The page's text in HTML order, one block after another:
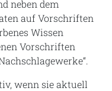
neben dem
auf Vorschriften
Wissen
Vorschriften
wenn sie aktuell